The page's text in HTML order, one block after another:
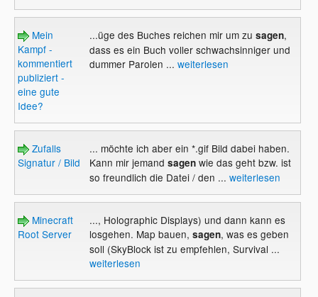
Mein
Kampf -
kommentiert
publiziert -
eine gute
Idee?
...üge des Buches reichen mir um zu sagen,
dass es ein Buch voller schwachsinniger und
dummer Parolen ... weiterlesen
Zufalls
Signatur / Bild
... möchte ich aber ein *.gif Bild dabei haben.
Kann mir jemand sagenwie das geht bzw. ist
so freundlich die Datei / den ... weiterlesen
Minecraft
Root Server
..., Holographic Displays) und dann kann es
losgehen. Map bauen, sagen, was es geben
soll (SkyBlock ist zu empfehlen, Survival ...
weiterlesen